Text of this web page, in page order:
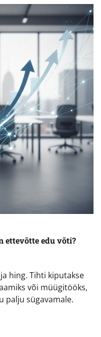
ettevõtte edu võti?
hing. Tihti kiputakse
või müügitööks,
palju sügavamale.